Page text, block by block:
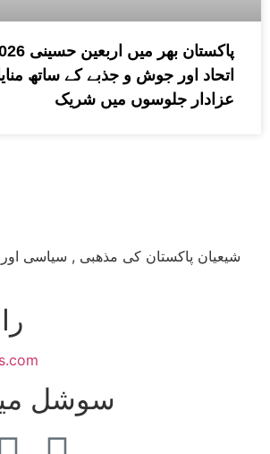
اتحاد اور جوش و جذبے کے ساتھ
عزادار جلوسوں میں شریک
شیعیان پاکستان کی مذهبی , سیاسی
سوشل